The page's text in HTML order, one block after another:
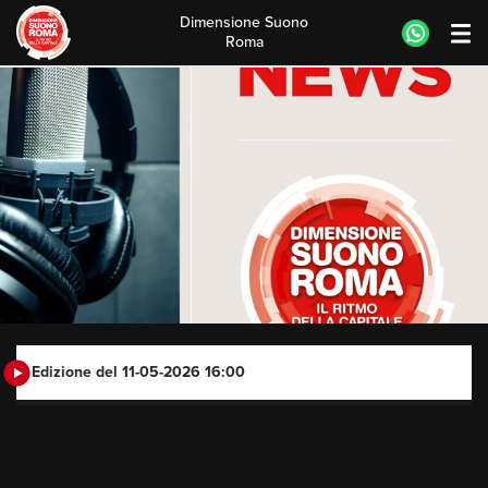
Skip
to
content
Dimensione Suono
Roma
Edizione del 11-05-2026 16:00